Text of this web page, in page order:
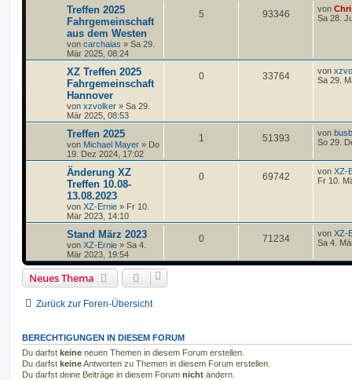
Treffen 2025
Fahrgemeinschaft
aus dem Westen
von carchaias » Sa 29.
Mär 2025, 08:24
5 93346 von
Sa 28.
XZ Treffen 2025
Fahrgemeinschaft
Hannover
von xzvolker » Sa 29.
Mär 2025, 08:53
0 33764 von
Sa 29.
Treffen 2025
von Michael Mayer » Do
19. Dez 2024, 17:02
1 51393 von
So 29.
Änderung XZ
Treffen 10.08-
13.08.2023
von XZ-Ernie » Fr 10.
Mär 2023, 14:10
0 69742 von XZ-
Fr 10.
Stand März 2023
von XZ-Ernie » Sa 4.
Mär 2023, 19:54
0 71234 von XZ-
Sa 4.
Neues Thema
Zurück zur Foren-Übersicht
BERECHTIGUNGEN IN DIESEM FORUM
Du darfst keine neuen Themen in diesem Forum erstellen.
Du darfst keineAntworten zu Themen in diesem Forum erstellen.
Du darfst deine Beiträge in diesem Forum nicht ändern.